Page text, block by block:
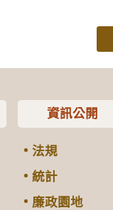
資訊公開
法規
統計
廉政園地